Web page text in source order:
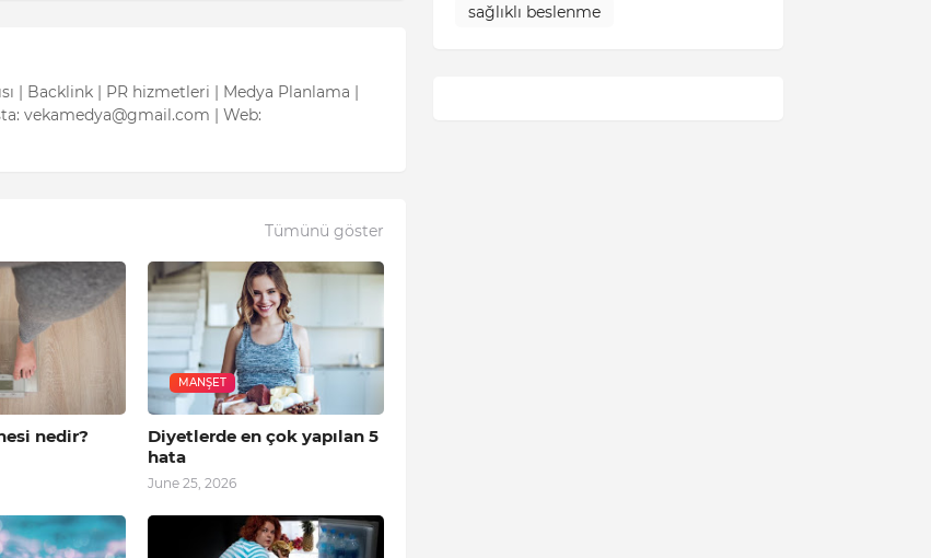
| Backlink | PR hizmetleri | Medya Planlama |
vekamedya@gmail.com | Web:
Tümünü göster
nedir?
MANŞET
Diyetlerde en çok yapılan 5
hata
June 25, 2026
sağlıklı beslenme